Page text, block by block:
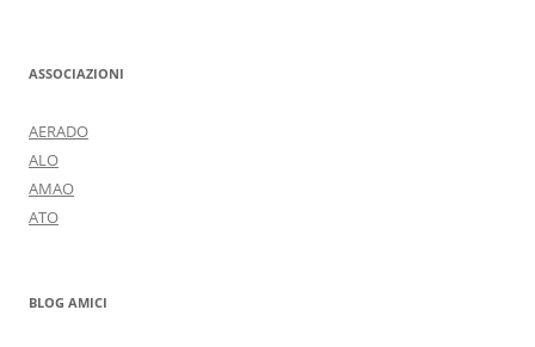
ASSOCIAZIONI
AERADO
ALO
AMAO
ATO
BLOG AMICI